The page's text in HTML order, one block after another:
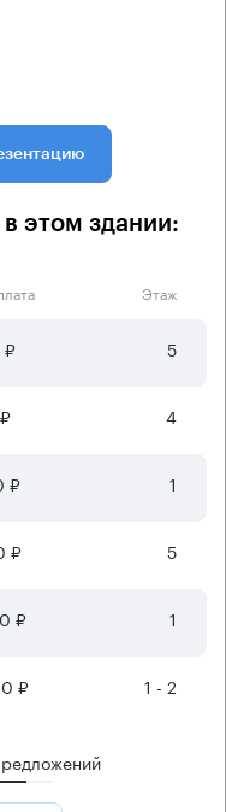
этом здании:
Этаж
5
4
₽ 1
₽ 5
₽ 1
₽ 1 - 2